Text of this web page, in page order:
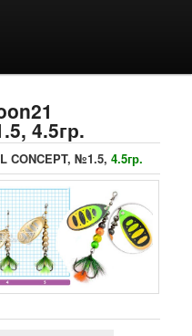
4.5гр.
CONCEPT, №1.5, 4.5гр.